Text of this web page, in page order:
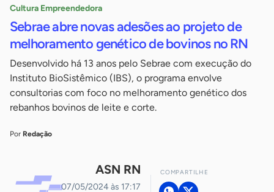
Cultura Empreendedora
Sebrae abre novas adesões ao projeto de
melhoramento genético de bovinos no RN
Desenvolvido há 13 anos pelo Sebrae com execução do
Instituto BioSistêmico (IBS), o programa envolve
consultorias com foco no melhoramento genético dos
rebanhos bovinos de leite e corte.
Por Redação
ASN RN
07/05/2024 às 17:17
COMPARTILHE